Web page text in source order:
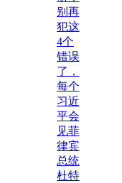
别再
犯这
4个
错误
了，
每个
习近
平会
见菲
律宾
总统
杜特